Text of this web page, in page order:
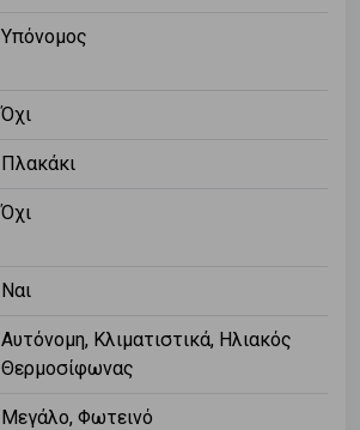
Υπόνομος
Όχι
Πλακάκι
Όχι
Ναι
Αυτόνομη, Κλιματιστικά, Ηλιακός
Θερμοσίφωνας
Μεγάλο, Φωτεινό